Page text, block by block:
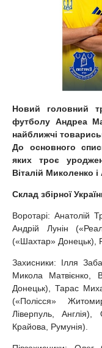
Новий головний
футболу Андреа
найближчі
До основного
яких троє
Віталій Миколенко
Склад збірної
Воротарі: Анатолій
Андрій Лунін
(«Шахтар» Донецьк),
Захисники: Ілля
Микола Матвієнко,
Донецьк), Тарас
(«Полісся»
Ліверпуль, Англія),
Крайова, Румунія).